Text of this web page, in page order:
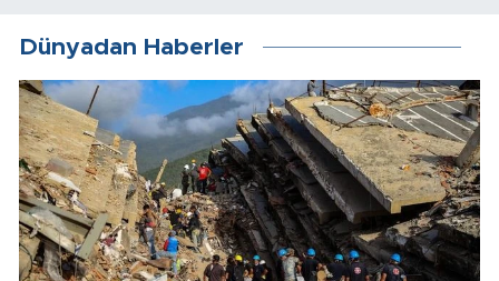
Dünyadan Haberler